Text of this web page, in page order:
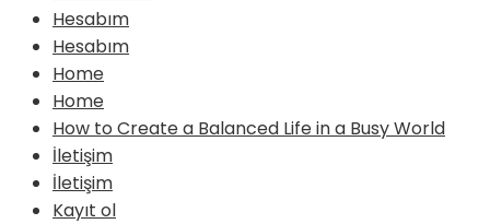
Hesabım
Hesabım
Home
Home
How to Create a Balanced Life in a Busy World
İletişim
İletişim
Kayıt ol